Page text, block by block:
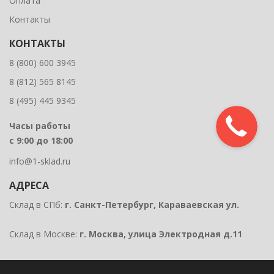
Контакты
КОНТАКТЫ
8 (800) 600 3945
8 (812) 565 8145
8 (495) 445 9345
Часы работы
с 9:00 до 18:00
info@1-sklad.ru
АДРЕСА
Склад в СПб: г. Санкт-Петербург, Караваевская ул.
Склад в Москве: г. Москва, улица Электродная д.11